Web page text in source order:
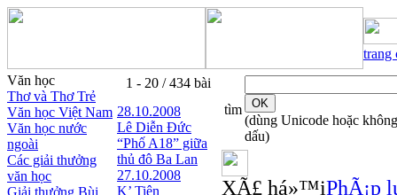
trang
Văn học
Thơ và Thơ Trẻ
Văn học Việt Nam
Văn học nước
ngoài
Các giải thưởng
văn học
Giải thưởng Bùi
1 - 20 / 434 bài
28.10.2008
Lê Diễn Đức
“Phố A18” giữa
thủ đô Ba Lan
27.10.2008
K’ Tiên
tìm
(dùng Unicode hoặc không
dấu)
XÃ£ há»™iPhÃ¡p